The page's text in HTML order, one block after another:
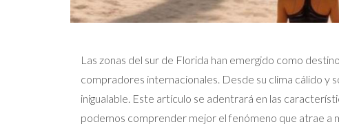
Las zonas del sur de Florida han emergido como
compradores internacionales. Desde su clima cálido y
inigualable. Este artículo se adentrará en las
podemos comprender mejor el fenómeno que atrae a